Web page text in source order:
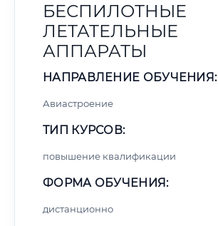
БЕСПИЛОТНЫЕ
ЛЕТАТЕЛЬНЫЕ
АППАРАТЫ
НАПРАВЛЕНИЕ ОБУЧЕНИЯ:
Авиастроение
ТИП КУРСОВ:
повышение квалификации
ФОРМА ОБУЧЕНИЯ:
дистанционно